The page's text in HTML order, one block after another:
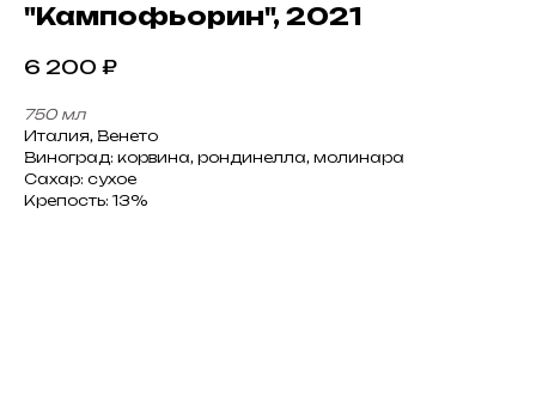
"Кампофьорин", 2021
6 200 ₽
750 мл
Италия, Венето
Виноград: корвина, рондинелла, молинара
Сахар: сухое
Крепость: 13%